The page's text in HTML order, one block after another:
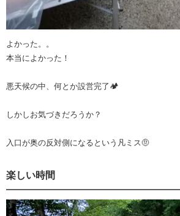
よかった。。
本当によかった！
悪天候の中、何とか設営完了🏕
しかしお気づきだろうか？
入口が奥の反対側になるという凡ミス🤨
楽しい時間